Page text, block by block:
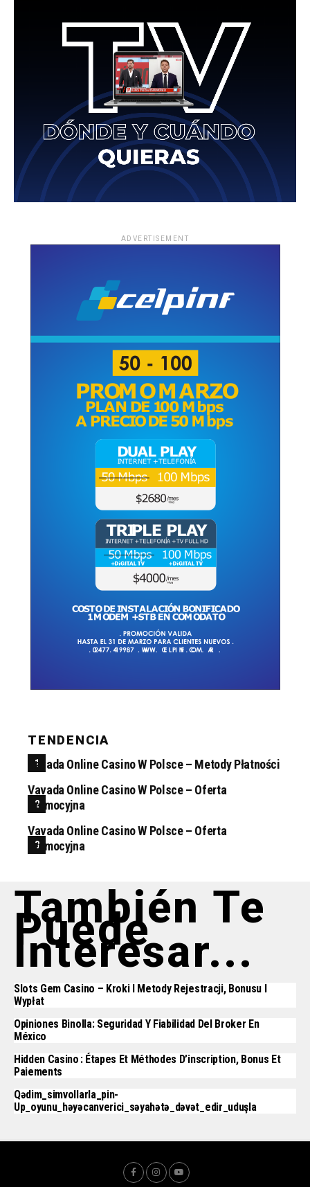
ADVERTISEMENT
TENDENCIA
Vavada Online Casino W Polsce – Metody Płatności
Vavada Online Casino W Polsce – Oferta
Promocyjna
Vavada Online Casino W Polsce – Oferta
Promocyjna
También Te
Puede
Interesar...
Slots Gem Casino – Kroki I Metody Rejestracji, Bonusu I
Wypłat
Opiniones Binolla: Seguridad Y Fiabilidad Del Broker En
México
Hidden Casino : Étapes Et Méthodes D’inscription, Bonus Et
Paiements
Qədim_simvollarla_pin-
Up_oyunu_həyəcanverici_səyahətə_dəvət_edir_uduşla